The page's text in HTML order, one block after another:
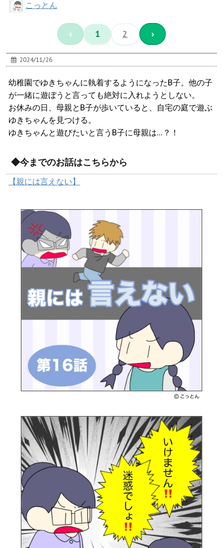
こっとん
‹ 1 2 ›
2024/11/26
幼稚園でゆきちゃんに執着するようになったB子。他の子
が一緒に遊ぼうと言っても絶対に入れようとしない。
お休みの日、母親とB子が歩いていると、自宅の庭で遊ぶ
ゆきちゃんを見つける。
ゆきちゃんと遊びたいと言うB子に母親は…？！
◆今までのお話はこちらから
【親には言えない】